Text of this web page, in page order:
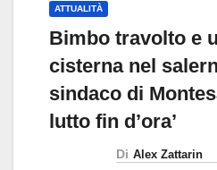
ATTUALITÀ
Bimbo travolto e
cisterna nel
sindaco di
lutto fin d’ora’
Di Alex Zattarin